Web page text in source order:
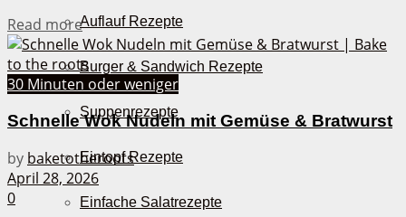
Auflauf Rezepte
Burger & Sandwich Rezepte
Suppenrezepte
Eintopf Rezepte
Einfache Salatrezepte
Read moreDetails
30 Minuten oder weniger
Schnelle Wok Nudeln mit Gemüse & Bratwurst
by baketotheroots
April 28, 2026
0